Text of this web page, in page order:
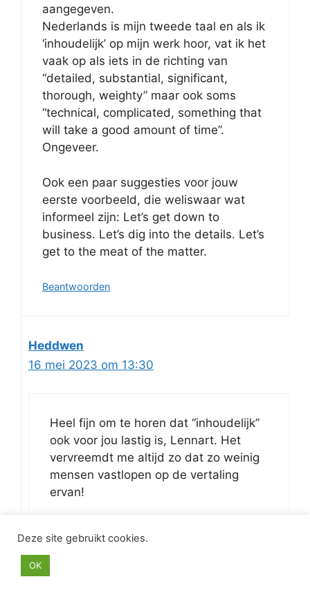
aangegeven.
Nederlands is mijn tweede taal en als ik
‘inhoudelijk’ op mijn werk hoor, vat ik het
vaak op als iets in de richting van
“detailed, substantial, significant,
thorough, weighty” maar ook soms
“technical, complicated, something that
will take a good amount of time”.
Ongeveer.
Ook een paar suggesties voor jouw
eerste voorbeeld, die weliswaar wat
informeel zijn: Let’s get down to
business. Let’s dig into the details. Let’s
get to the meat of the matter.
Beantwoorden
Heddwen
16 mei 2023 om 13:30
Heel fijn om te horen dat “inhoudelijk”
ook voor jou lastig is, Lennart. Het
vervreemdt me altijd zo dat zo weinig
mensen vastlopen op de vertaling
ervan!
met veel dank!
Deze site gebruikt cookies.
OK